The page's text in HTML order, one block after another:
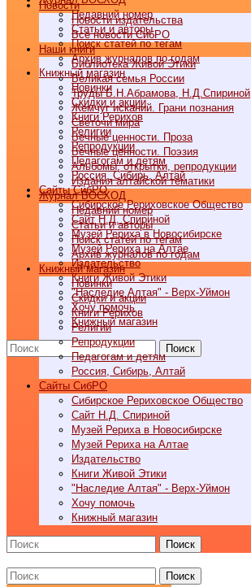
Недавний номер
Статьи и авторы
Поиск статей по тегам
Архив журналов по годам
Книжный магазин
Новинки
Скидки и акции
Книги Рерихов
Религии
Репродукции
Педагогам и детям
Россия, Сибирь, Алтай
Cайты СибРО
Сибирское Рериховское Общество
Сайт Н.Д. Спириной
Музей Рериха в Новосибирске
Музей Рериха на Алтае
Издательство
Книги Живой Этики
"Наследие Алтая" - Верх-Уймон
Хочу помочь
Книжный магазин
Поиск
Новости
Новости издательства
Все новости СибРО
Наши книги
Библиотека Живой Этики
Великая семья России
Труды Б.Н.Абрамова, Н.Д.Спириной
Жемчуг исканий. Грани познания
Светочи мира
Вечные ценности. Проза
Вечные ценности. Поэзия
Альбомы, открытки, репродукции
Издания алтайской тематики
Журнал ВОСХОД
Недавний номер
Статьи и авторы
Поиск статей по тегам
Архив журналов по годам
Книжный магазин
Новинки
Скидки и акции
Книги Рерихов
Религии
Репродукции
Педагогам и детям
Россия, Сибирь, Алтай
Cайты СибРО
Сибирское Рериховское Общество
Сайт Н.Д. Спириной
Музей Рериха в Новосибирске
Музей Рериха на Алтае
Издательство
Книги Живой Этики
"Наследие Алтая" - Верх-Уймон
Хочу помочь
Книжный магазин
Поиск
Поиск